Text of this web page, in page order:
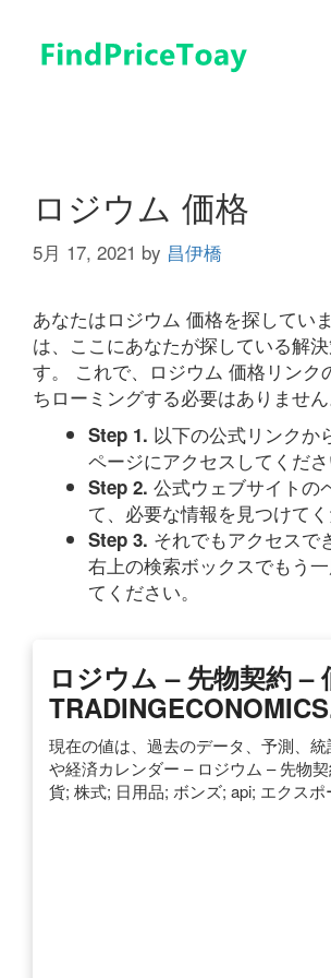
ロジウム 価格
5月 17, 2021 by 昌伊橋
あなたはロジウム 価格を探してい
は、ここにあなたが探している解
す。 これで、ロジウム 価格リンク
ちローミングする必要はありません
Step 1. 以下の公式リンクか
ページにアクセスしてくださ
Step 2. 公式ウェブサイトの
て、必要な情報を見つけてく
Step 3. それでもアクセスで
右上の検索ボックスでもう
てください。
ロジウム – 先物契約 –
現在の値は、過去のデータ、予測、統
や経済カレンダー – ロジウム – 先物
貨; 株式; 日用品; ボンズ; api; エクスポ